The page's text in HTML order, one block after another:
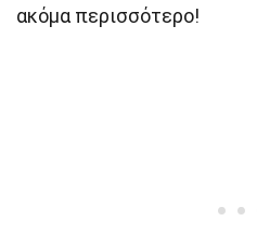
ακόμα περισσότερο!